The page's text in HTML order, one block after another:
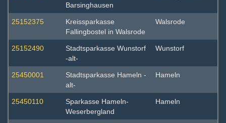
Barsinghausen
25152375
Kreissparkasse
Fallingbostel in Walsrode
Walsrode
25152490
Stadtsparkasse Wunstorf
-alt-
Wunstorf
25450001
Stadtsparkasse Hameln -
alt-
Hameln
25450110
Sparkasse Hameln-
Weserbergland
Hameln